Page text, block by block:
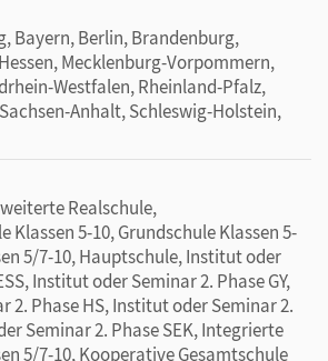
Bayern, Berlin, Brandenburg,
Mecklenburg-Vorpommern,
Westfalen, Rheinland-Pfalz,
Anhalt, Schleswig-Holstein,
Realschule,
Klassen 5-10, Grundschule Klassen 5-
5/7-10, Hauptschule, Institut oder
Institut oder Seminar 2. Phase GY,
2. Phase HS, Institut oder Seminar 2.
Seminar 2. Phase SEK, Integrierte
5/7-10, Kooperative Gesamtschule